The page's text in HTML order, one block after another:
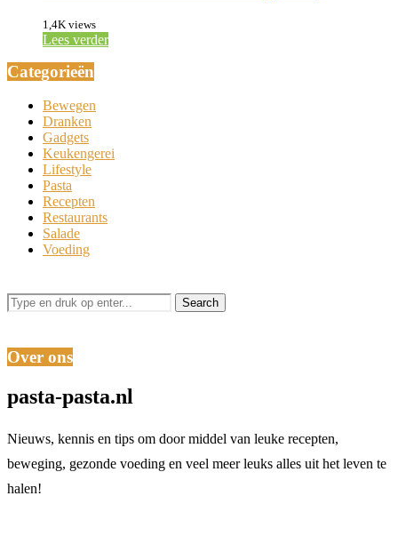
1,4K views
Lees verder
Categorieën
Bewegen
Dranken
Gadgets
Keukengerei
Lifestyle
Pasta
Recepten
Restaurants
Salade
Voeding
Over ons
pasta-pasta.nl
Nieuws, kennis en tips om door middel van leuke recepten,
beweging, gezonde voeding en veel meer leuks alles uit het leven te
halen!